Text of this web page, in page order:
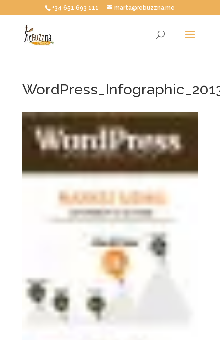
+34 651 693 111 marta@rebuzzna.me